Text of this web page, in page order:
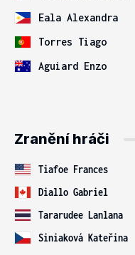
Eala Alexandra
Torres Tiago
Aguiard Enzo
Zranění hráči
Tiafoe Frances
Diallo Gabriel
Tararudee Lanlana
Siniaková Kateřina